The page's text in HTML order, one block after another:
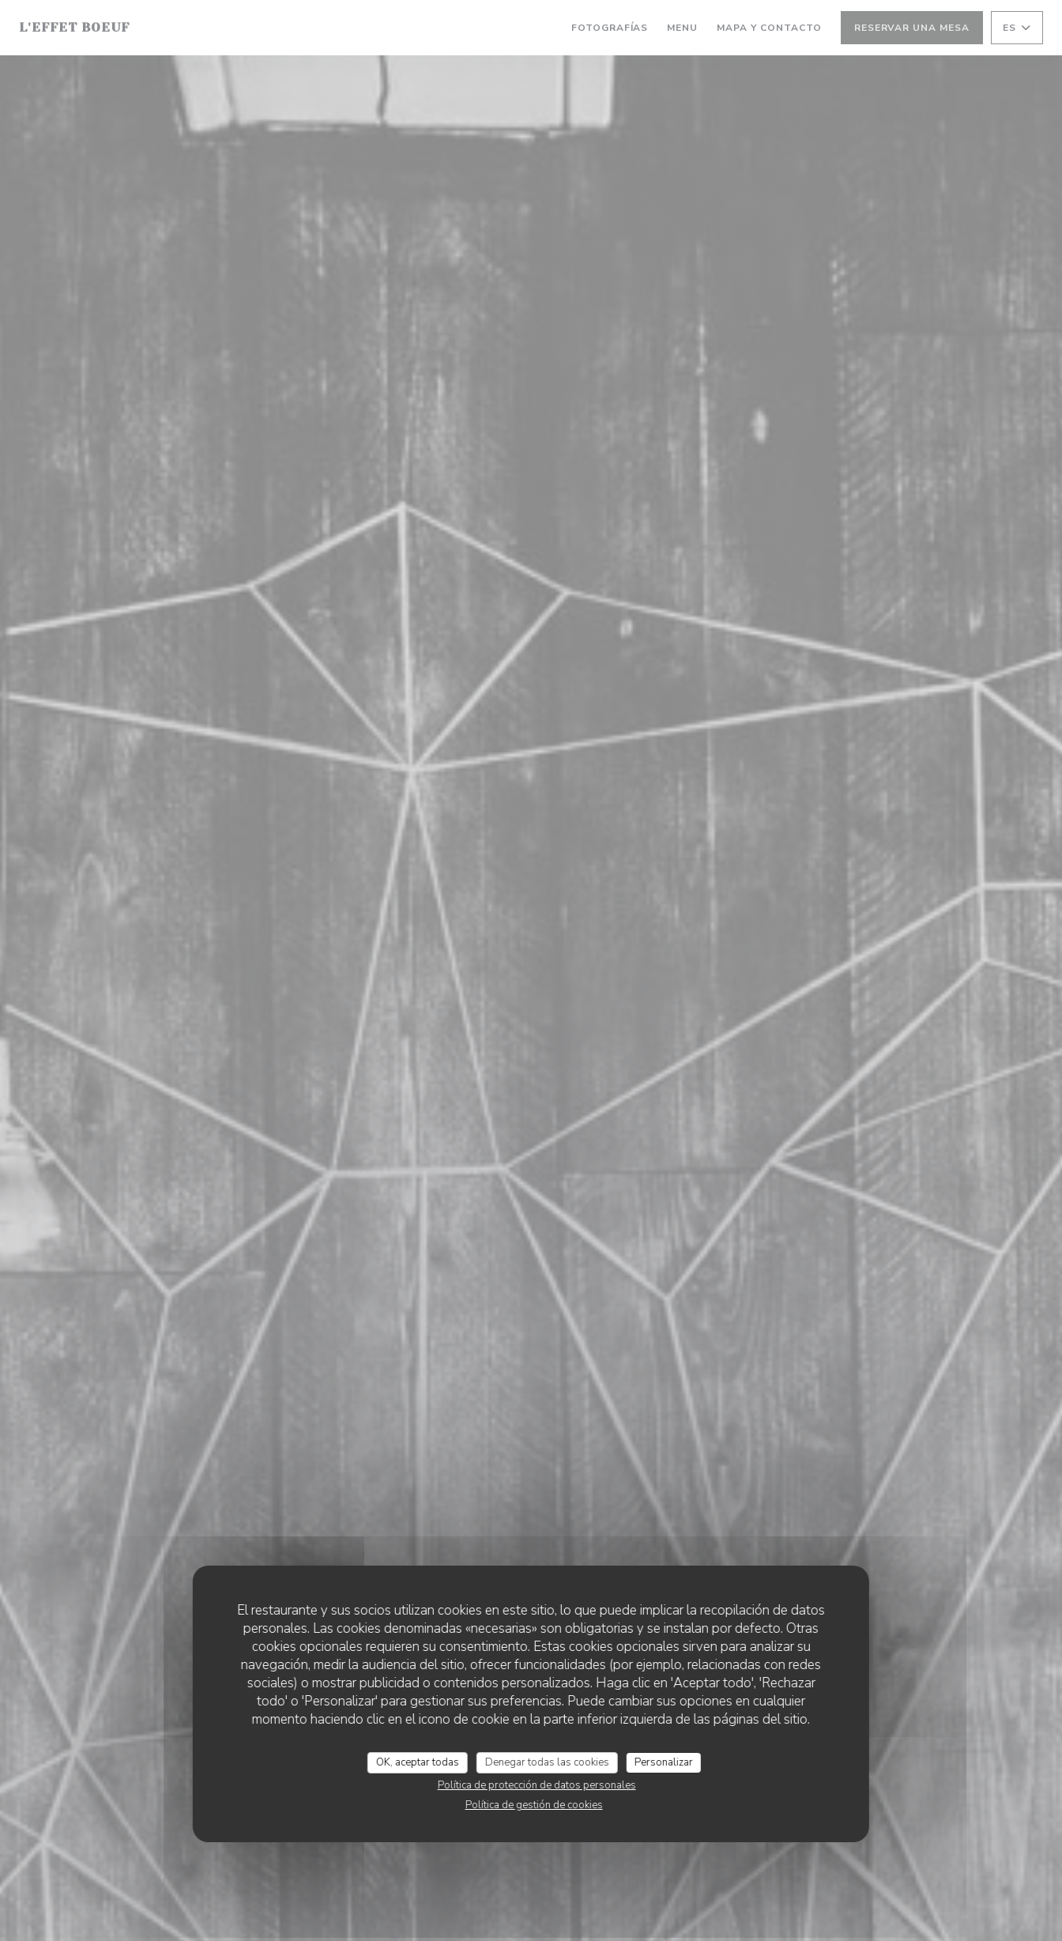
El restaurante y sus socios utilizan cookies en este sitio, lo que puede implicar la recopilación de datos
personales. Las cookies denominadas «necesarias» son obligatorias y se instalan por defecto. Otras
cookies opcionales requieren su consentimiento. Estas cookies opcionales sirven para analizar su
navegación, medir la audiencia del sitio, ofrecer funcionalidades (por ejemplo, relacionadas con redes
sociales) o mostrar publicidad o contenidos personalizados. Haga clic en 'Aceptar todo', 'Rechazar
todo' o 'Personalizar' para gestionar sus preferencias. Puede cambiar sus opciones en cualquier
momento haciendo clic en el icono de cookie en la parte inferior izquierda de las páginas del sitio.
OK, aceptar todas Denegar todas las cookies
Personalizar
Política de protección de datos personales
Política de gestión de cookies
L'EFFET BOEUF FOTOGRAFÍAS MENU ((ABRE EN UNA NUEVA VENTANA))
MAPA Y CONTACTO RESERVAR UNA MESA ES
RESTAURANT TRADITIONNEL
• ROUPELDANGE
L'Effet Boeuf
RESERVAR UNA MESA
L'EFFET BOEUF